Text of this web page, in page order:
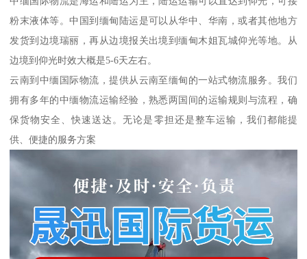
粉末液体等。中国到缅甸陆运是可以从华中、华南，或者其他地方
发货到边境瑞丽，再从边境报关出境到缅甸木姐瓦城仰光等地。从
边境到仰光时效大概是5-6天左右。
云南到中缅国际物流，提供从云南至缅甸的一站式物流服务。我们
拥有多年的中缅物流运输经验，熟悉两国间的运输规则与流程，确
保货物安全、快速送达。无论是零担还是整车运输，我们都能提
供、便捷的服务方案